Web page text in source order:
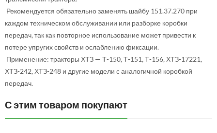
Рекомендуется обязательно заменять шайбу 151.37.270 при
каждом техническом обслуживании или разборке коробки
передач, так как повторное использование может привести к
потере упругих свойств и ослаблению фиксации.
Применение: тракторы ХТЗ — Т-150, Т-151, Т-156, ХТЗ-17221,
ХТЗ-242, ХТЗ-248 и другие модели с аналогичной коробкой
передач.
С этим товаром покупают